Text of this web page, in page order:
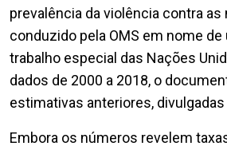
prevalência da violência contra as
conduzido pela OMS em nome de
trabalho especial das Nações
dados de 2000 a 2018, o
estimativas anteriores,
Embora os números revelem